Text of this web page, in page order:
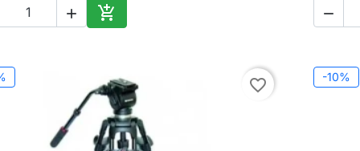
 
Dodaj u korpu

favorite_border -10%